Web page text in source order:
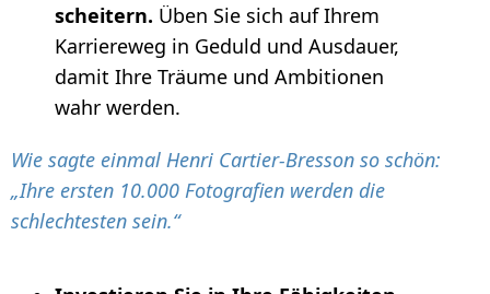
scheitern. Üben Sie sich auf Ihrem
Karriereweg in Geduld und Ausdauer,
damit Ihre Träume und Ambitionen
wahr werden.
Wie sagte einmal Henri Cartier-Bresson so schön:
„Ihre ersten 10.000 Fotografien werden die
schlechtesten sein.“